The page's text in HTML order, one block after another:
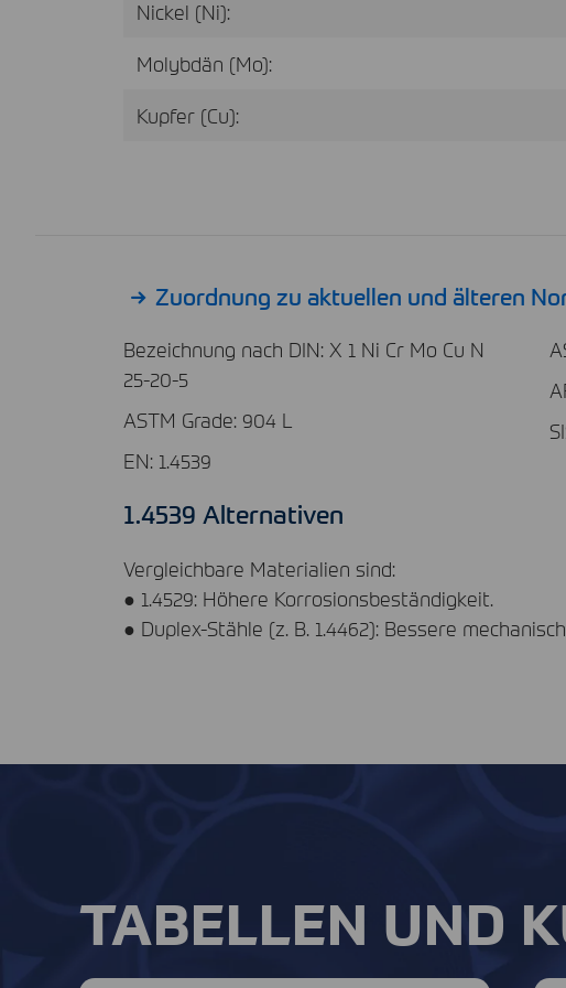
Nickel (Ni):
Molybdän (Mo):
Kupfer (Cu):
Zuordnung zu aktuellen und älteren
Bezeichnung nach DIN: X 1 Ni Cr Mo Cu N
25-20-5
ASTM Grade: 904 L
EN: 1.4539
1.4539 Alternativen
Vergleichbare Materialien sind:
● 1.4529: Höhere Korrosionsbeständigkeit.
● Duplex-Stähle (z. B. 1.4462): Bessere
TABELLEN UND